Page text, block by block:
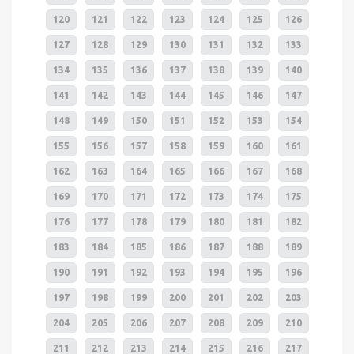
120 121 122 123 124 125 126
127 128 129 130 131 132 133
134 135 136 137 138 139 140
141 142 143 144 145 146 147
148 149 150 151 152 153 154
155 156 157 158 159 160 161
162 163 164 165 166 167 168
169 170 171 172 173 174 175
176 177 178 179 180 181 182
183 184 185 186 187 188 189
190 191 192 193 194 195 196
197 198 199 200 201 202 203
204 205 206 207 208 209 210
211 212 213 214 215 216 217